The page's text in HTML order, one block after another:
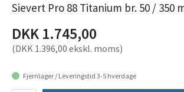
Sievert Pro 88 Titanium br. 50 / 350
DKK 1.745,00
(DKK 1.396,00 ekskl. moms)
Fjernlager / Leveringstid 3-5 hverdage